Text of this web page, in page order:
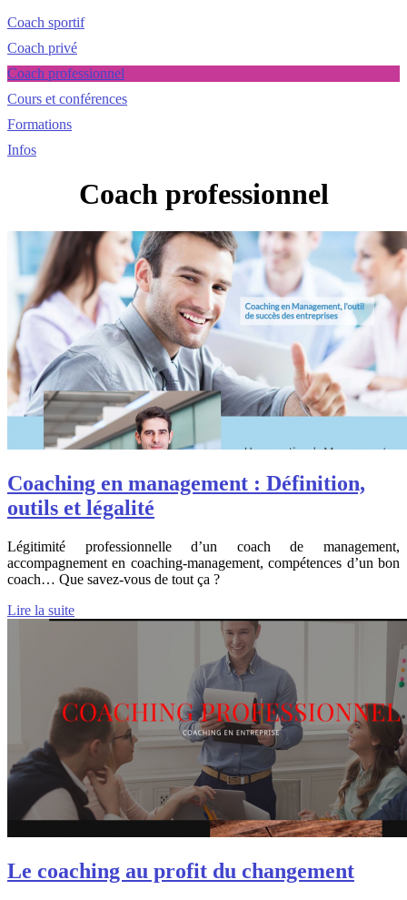
Coach sportif
Coach privé
Coach professionnel
Cours et conférences
Formations
Infos
Coach professionnel
Coaching en management : Définition,
outils et légalité
Légitimité professionnelle d’un coach de management,
accompagnement en coaching-management, compétences d’un bon
coach… Que savez-vous de tout ça ?
Lire la suite
Le coaching au profit du changement